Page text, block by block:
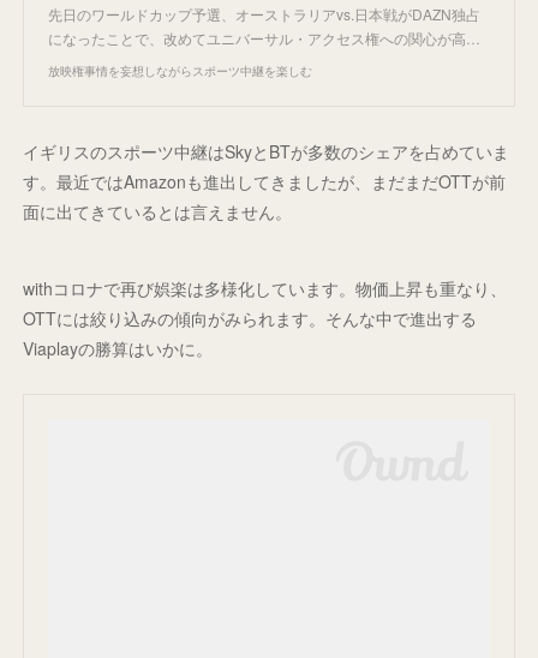
先日のワールドカップ予選、オーストラリアvs.日本戦がDAZN独占
になったことで、改めてユニバーサル・アクセス権への関心が高…
放映権事情を妄想しながらスポーツ中継を楽しむ
イギリスのスポーツ中継はSkyとBTが多数のシェアを占めていま
す。最近ではAmazonも進出してきましたが、まだまだOTTが前
面に出てきているとは言えません。
withコロナで再び娯楽は多様化しています。物価上昇も重なり、
OTTには絞り込みの傾向がみられます。そんな中で進出する
Viaplayの勝算はいかに。